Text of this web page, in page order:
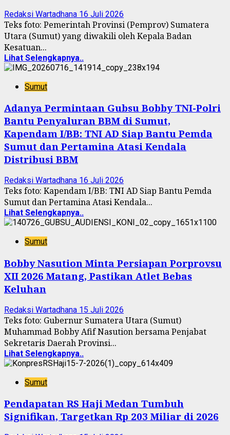
Redaksi Wartadhana 16 Juli 2026
Teks foto: Pemerintah Provinsi (Pemprov) Sumatera
Utara (Sumut) yang diwakili oleh Kepala Badan
Kesatuan...
Lihat Selengkapnya..
Sumut
Adanya Permintaan Gubsu Bobby TNI-Polri
Bantu Penyaluran BBM di Sumut,
Kapendam I/BB: TNI AD Siap Bantu Pemda
Sumut dan Pertamina Atasi Kendala
Distribusi BBM
Redaksi Wartadhana 16 Juli 2026
Teks foto: Kapendam I/BB: TNI AD Siap Bantu Pemda
Sumut dan Pertamina Atasi Kendala...
Lihat Selengkapnya..
Sumut
Bobby Nasution Minta Persiapan Porprovsu
XII 2026 Matang, Pastikan Atlet Bebas
Keluhan
Redaksi Wartadhana 15 Juli 2026
Teks foto: Gubernur Sumatera Utara (Sumut)
Muhammad Bobby Afif Nasution bersama Penjabat
Sekretaris Daerah Provinsi...
Lihat Selengkapnya..
Sumut
Pendapatan RS Haji Medan Tumbuh
Signifikan, Targetkan Rp 203 Miliar di 2026